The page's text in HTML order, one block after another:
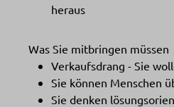
heraus
Was Sie mitbringen müssen
Verkaufsdrang - Sie
Sie können Menschen
Sie denken